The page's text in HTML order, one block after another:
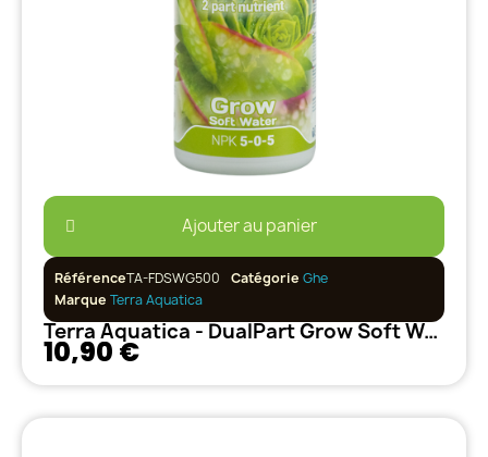
Ajouter au panier
RéférenceTA-FDSWG500 Catégorie Ghe
Marque Terra Aquatica
Terra Aquatica - DualPart Grow Soft Water - 500ml
10,90 €